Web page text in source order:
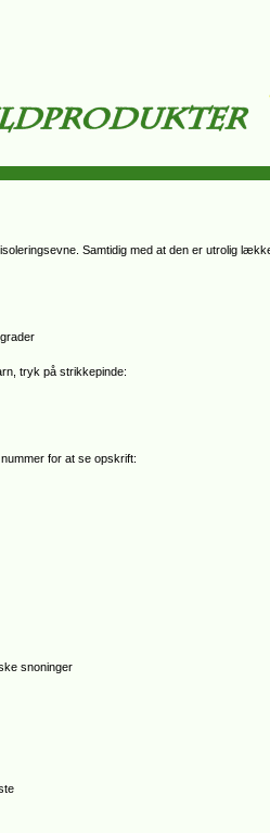
Samtidig med at den er utrolig
tryk på strikkepinde:
for at se opskrift:
snoninger